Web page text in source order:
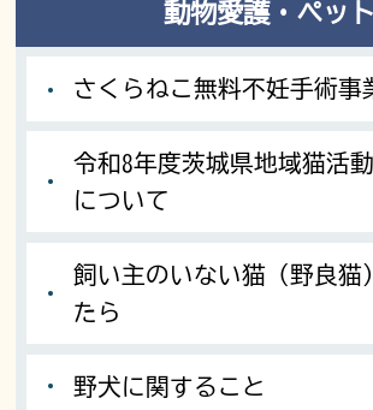
動物愛護・ペット
さくらねこ無料不妊手術事
令和8年度茨城県地域猫活
について
飼い主のいない猫（野良猫
たら
野犬に関すること